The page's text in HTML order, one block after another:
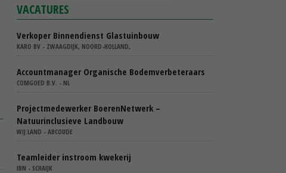
VACATURES
Verkoper Binnendienst Glastuinbouw
KARO BV - ZWAAGDIJK, NOORD-HOLLAND,
Accountmanager Organische Bodemverbeteraars
COMGOED B.V. - NL
Projectmedewerker BoerenNetwerk –
Natuurinclusieve Landbouw
WIJ.LAND - ABCOUDE
Teamleider instroom kwekerij
IBN - SCHAIJK